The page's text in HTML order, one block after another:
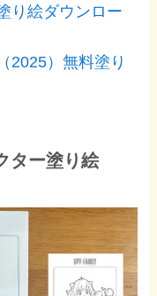
り絵ダウンロー
2025）無料塗り
ター塗り絵